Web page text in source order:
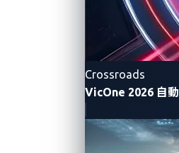
Crossroads
VicOne 2026 自